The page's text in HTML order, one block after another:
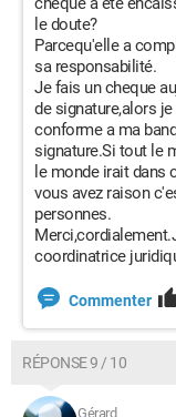
le doute?
Parcequ'elle a
sa responsabilité.
Je fais un cheque
de signature,alors
conforme a ma
signature.Si tout le
le monde irait dans
vous avez raison
personnes.
coordinatrice
Commenter
RÉPONSE 9 / 10
Gérard